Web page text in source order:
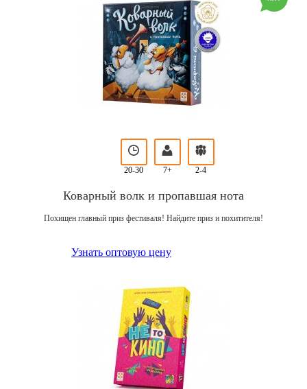
20-30 7+ 2-4
Коварный волк и пропавшая нота
Похищен главный приз фестиваля! Найдите приз и похитителя!
Узнать оптовую цену